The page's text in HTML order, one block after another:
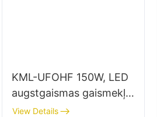
KML-UFOHF 150W, LED
augstgaismas gaismekļu
piegādātājs iekštelpu
View Details